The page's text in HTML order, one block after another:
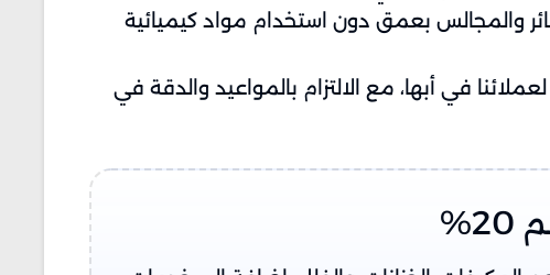
والمجالس بعمق دون استخدام مواد كيميائية
في أبها، مع الالتزام بالمواعيد والدقة في